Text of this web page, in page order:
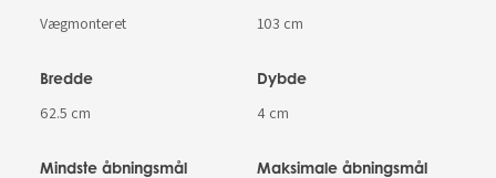
Vægmonteret 103 cm
Bredde
62.5 cm
Dybde
4 cm
Mindste åbningsmål Maksimale åbningsmål